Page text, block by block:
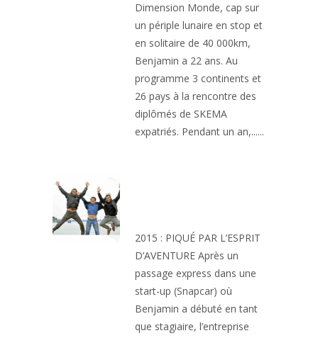
Dimension Monde, cap sur
un périple lunaire en stop et
en solitaire de 40 000km,
Benjamin a 22 ans. Au
programme 3 continents et
26 pays à la rencontre des
diplômés de SKEMA
expatriés. Pendant un an,......
2015 : PIQUÉ PAR L’ESPRIT
D’AVENTURE Après un
passage express dans une
start-up (Snapcar) où
Benjamin a débuté en tant
que stagiaire, l’entreprise